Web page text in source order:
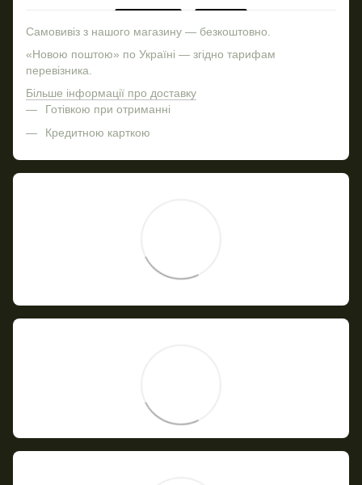
Самовивіз з нашого магазину — безкоштовно.
«Новою поштою» по Україні — згідно тарифам
перевізника.
Більше інформації про доставку
Готівкою при отриманні
Кредитною карткою